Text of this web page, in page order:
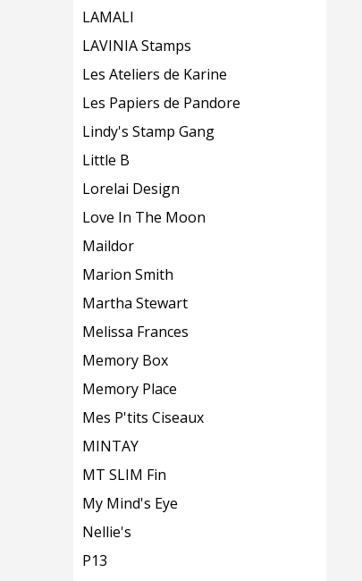
LAMALI
LAVINIA Stamps
Les Ateliers de Karine
Les Papiers de Pandore
Lindy's Stamp Gang
Little B
Lorelai Design
Love In The Moon
Maildor
Marion Smith
Martha Stewart
Melissa Frances
Memory Box
Memory Place
Mes P'tits Ciseaux
MINTAY
MT SLIM Fin
My Mind's Eye
Nellie's
P13